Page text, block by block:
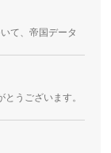
て、帝国データ
うございます。